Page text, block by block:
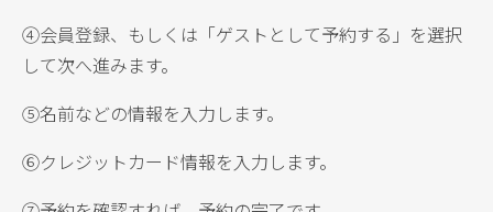
④会員登録、もしくは「ゲストとして予約する」を選択
して次へ進みます。
⑤名前などの情報を入力します。
⑥クレジットカード情報を入力します。